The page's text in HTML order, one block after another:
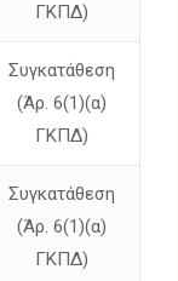
ΠΑΡΩΝ!
ΓΚΠΔ)
Συγκατάθεση
(Άρ. 6(1)(α)
ΓΚΠΔ)
Συγκατάθεση
(Άρ. 6(1)(α)
ΓΚΠΔ)